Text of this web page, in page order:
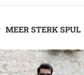
MEER STERK SPUL